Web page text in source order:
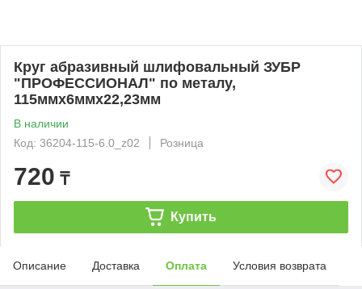
Круг абразивный шлифовальный ЗУБР
"ПРОФЕССИОНАЛ" по металу,
115ммх6ммх22,23мм
В наличии
Код: 36204-115-6.0_z02
Розница
720 ₸
Купить
Описание Доставка Оплата Условия возврата